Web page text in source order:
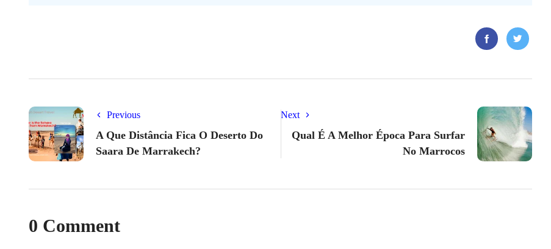
Previous
A Que Distância Fica O Deserto Do
Saara De Marrakech?
Next
Qual É A Melhor Época Para Surfar
No Marrocos
0 Comment